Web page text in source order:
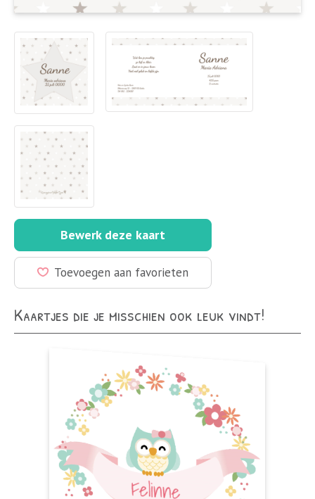
Bewerk deze kaart
Toevoegen aan favorieten
Kaartjes die je misschien ook leuk vindt!